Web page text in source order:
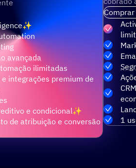
avançada
ilimitadas
e integrações premium de
e condicional
de atribuição e conversão
1